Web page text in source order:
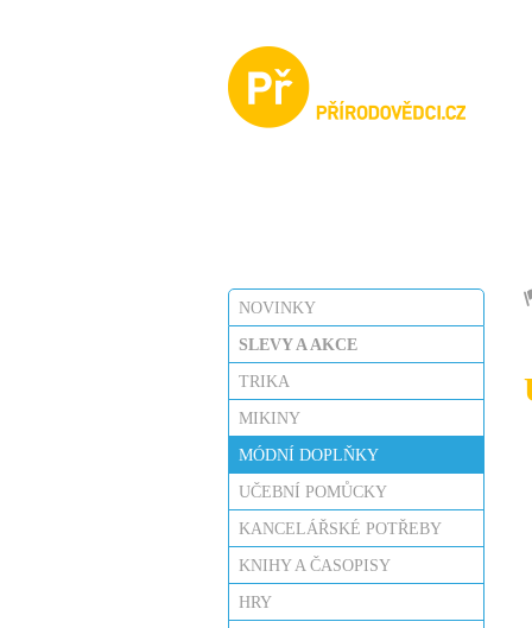
NOVINKY
SLEVY A AKCE
TRIKA
MIKINY
MÓDNÍ DOPLŇKY
UČEBNÍ POMŮCKY
KANCELÁŘSKÉ POTŘEBY
KNIHY A ČASOPISY
HRY